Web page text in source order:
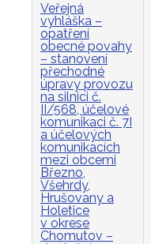
Veřejná
vyhláška –
opatření
obecné povahy
– stanovení
přechodné
úpravy provozu
na silnici č.
II/568, účelové
komunikaci č. 7I
a účelových
komunikacích
mezi obcemi
Březno,
Všehrdy,
Hrušovany a
Holetice
v okrese
Chomutov –